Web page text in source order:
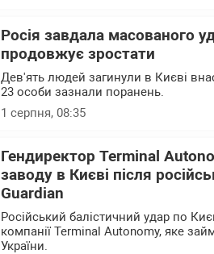
Росія завдала масованого
продовжує зростати
Дев'ять людей загинули в Києві
23 особи зазнали поранень.
1 серпня, 08:35
Гендиректор Terminal
заводу в Києві після
Guardian
Російський балістичний удар по
компанії Terminal Autonomy, яке
України.